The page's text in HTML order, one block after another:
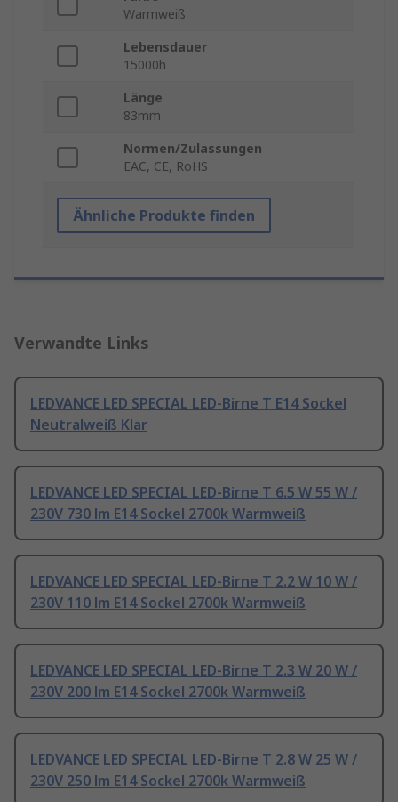
Warmweiß
Lebensdauer
15000h
Länge
83mm
Normen/Zulassungen
EAC, CE, RoHS
Ähnliche Produkte finden
Verwandte Links
LEDVANCE LED SPECIAL LED-Birne T E14 Sockel
Neutralweiß Klar
LEDVANCE LED SPECIAL LED-Birne T 6.5 W 55 W /
230V 730 lm E14 Sockel 2700k Warmweiß
LEDVANCE LED SPECIAL LED-Birne T 2.2 W 10 W /
230V 110 lm E14 Sockel 2700k Warmweiß
LEDVANCE LED SPECIAL LED-Birne T 2.3 W 20 W /
230V 200 lm E14 Sockel 2700k Warmweiß
LEDVANCE LED SPECIAL LED-Birne T 2.8 W 25 W /
230V 250 lm E14 Sockel 2700k Warmweiß